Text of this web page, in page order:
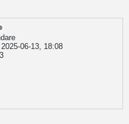
06-13, 18:08